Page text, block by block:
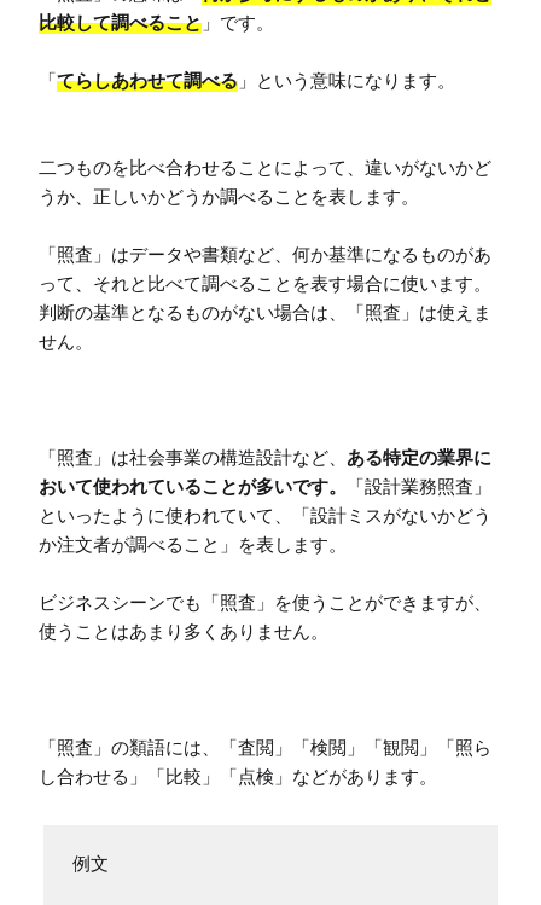
比較して調べること 」です。
「てらしあわせて調べる 」という意味になります。
二つものを比べ合わせることによって、違いがないかど
うか、正しいかどうか調べることを表します。
「照査」はデータや書類など、何か基準になるものがあ
って、それと比べて調べることを表す場合に使います。
判断の基準となるものがない場合は、「照査」は使えま
せん。
「照査」は社会事業の構造設計など、 ある特定の業界に
おいて使われていることが多いです。
「設計業務照査」
といったように使われていて、「設計ミスがないかどう
か注文者が調べること」を表します。
ビジネスシーンでも「照査」を使うことができますが、
使うことはあまり多くありません。
「照査」の類語には、「査閲」「検閲」「観閲」「照ら
し合わせる」「比較」「点検」などがあります。